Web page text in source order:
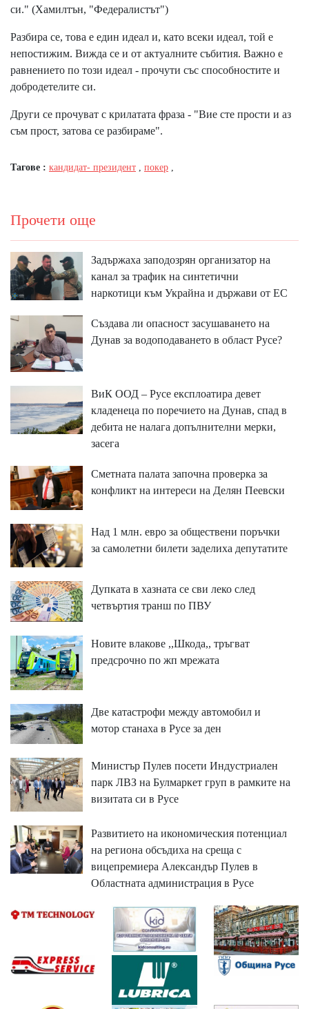
си." (Хамилтън, "Федералистът")
Разбира се, това е един идеал и, като всеки идеал, той е
непостижим. Вижда се и от актуалните събития. Важно е
равнението по този идеал - прочути със способностите и
добродетелите си.
Други се прочуват с крилатата фраза - "Вие сте прости и аз
съм прост, затова се разбираме".
Тагове : кандидат- президент , покер ,
Прочети още
Задържаха заподозрян организатор на
канал за трафик на синтетични
наркотици към Украйна и държави от ЕС
Създава ли опасност засушаването на
Дунав за водоподаването в област Русе?
ВиК ООД – Русе експлоатира девет
кладенеца по поречието на Дунав, спад в
дебита не налага допълнителни мерки,
засега
Сметната палата започна проверка за
конфликт на интереси на Делян Пеевски
Над 1 млн. евро за обществени поръчки
за самолетни билети заделиха депутатите
Дупката в хазната се сви леко след
четвъртия транш по ПВУ
Новите влакове ,,Шкода,, тръгват
предсрочно по жп мрежата
Две катастрофи между автомобил и
мотор станаха в Русе за ден
Министър Пулев посети Индустриален
парк ЛВЗ на Булмаркет груп в рамките на
визитата си в Русе
Развитието на икономическия потенциал
на региона обсъдиха на среща с
вицепремиера Александър Пулев в
Областната администрация в Русе